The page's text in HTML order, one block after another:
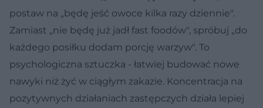
postaw na „będę jeść owoce kilka razy dziennie".
Zamiast „nie będę już jadł fast foodów", spróbuj „do
każdego posiłku dodam porcję warzyw". To
psychologiczna sztuczka - łatwiej budować nowe
nawyki niż żyć w ciągłym zakazie. Koncentracja na
pozytywnych działaniach zastępczych działa lepiej